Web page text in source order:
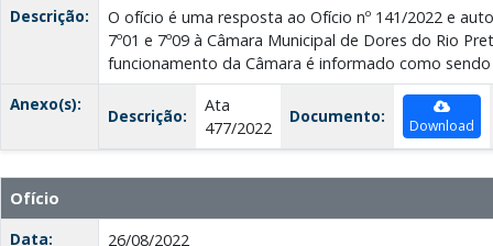
Descrição:
O ofício é uma resposta ao Ofício nº 141/2022 e
7º01 e 7º09 à Câmara Municipal de Dores do Rio
funcionamento da Câmara é informado como sendo
Anexo(s):
Descrição:
Ata
477/2022
Documento: Download
Ofício
Data:
26/08/2022